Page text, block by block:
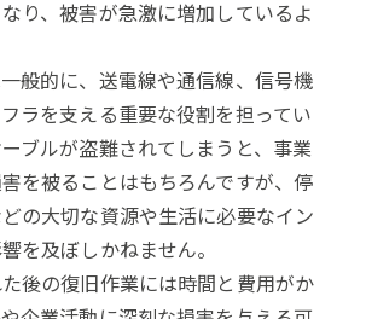
り、被害が急激に増加しているよ
般的に、送電線や通信線、信号機
ラを支える重要な役割を担ってい
ブルが盗難されてしまうと、事業
を被ることはもちろんですが、停
の大切な資源や生活に必要なイン
を及ぼしかねません。
後の復旧作業には時間と費用がか